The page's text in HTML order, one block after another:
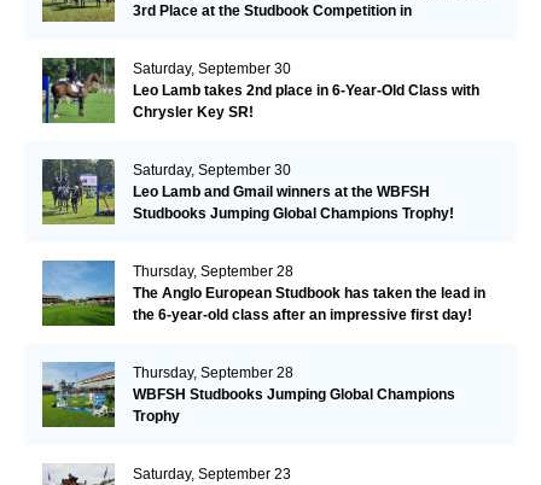
3rd Place at the Studbook Competition in
Saturday, September 30
Leo Lamb takes 2nd place in 6-Year-Old Class with
Chrysler Key SR!
Saturday, September 30
Leo Lamb and Gmail winners at the WBFSH
Studbooks Jumping Global Champions Trophy!
Thursday, September 28
The Anglo European Studbook has taken the lead in
the 6-year-old class after an impressive first day!​
Thursday, September 28
WBFSH Studbooks Jumping Global Champions
Trophy
Saturday, September 23